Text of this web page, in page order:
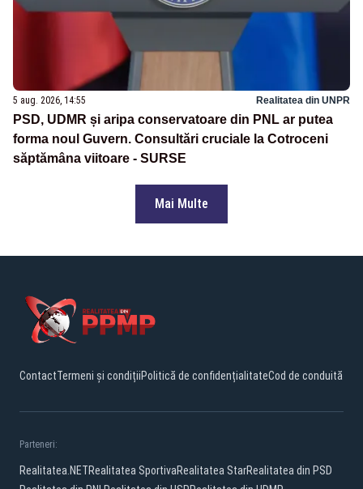
5 aug. 2026, 14:55 Realitatea din UNPR
PSD, UDMR și aripa conservatoare din PNL ar putea
forma noul Guvern. Consultări cruciale la Cotroceni
săptămâna viitoare - SURSE
Mai Multe
ContactTermeni și condițiiPolitică de confidențialitateCod de conduită
Parteneri:
Realitatea.NETRealitatea SportivaRealitatea StarRealitatea din PSD